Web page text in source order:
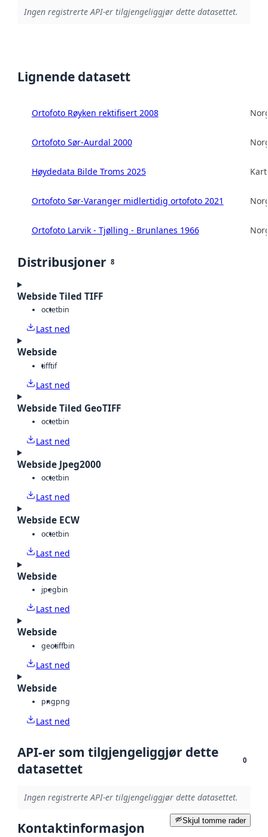
Ingen registrerte API-er tilgjengeliggjør dette datasettet.
Lignende datasett
Ortofoto Røyken rektifisert 2008
Ortofoto Sør-Aurdal 2000
Høydedata Bilde Troms 2025
Ortofoto Sør-Varanger midlertidig ortofoto 2021
Ortofoto Larvik - Tjølling - Brunlanes 1966
Distribusjoner 8
Webside Tiled TIFF
octetbin
Last ned
Webside
tifftif
Last ned
Webside Tiled GeoTIFF
octetbin
Last ned
Webside Jpeg2000
octetbin
Last ned
Webside ECW
octetbin
Last ned
Webside
jpegbin
Last ned
Webside
geotiffbin
Last ned
Webside
pngpng
Last ned
API-er som tilgjengeliggjør dette
datasettet
0
Ingen registrerte API-er tilgjengeliggjør dette datasettet.
Skjul tomme rader
Kontaktinformasjon